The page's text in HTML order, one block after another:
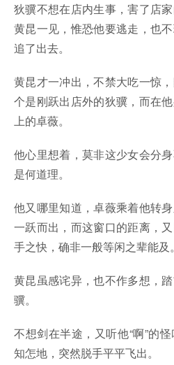
狄骥不想在店内生事，害了店
黄昆一见，惟恐他要逃走，也
追了出去。
黄昆才一冲出，不禁大吃一惊
个是刚跃出店外的狄骥，而在
上的卓薇。
他心里想着，莫非这少女会分
是何道理。
他又哪里知道，卓薇乘着他转
一跃而出，而这窗口的距离，
手之快，确非一般等闲之辈能及。
黄昆虽感诧异，也不作多想，
骥。
不想剑在半途，又听他“啊”的
知怎地，突然脱手平平飞出。